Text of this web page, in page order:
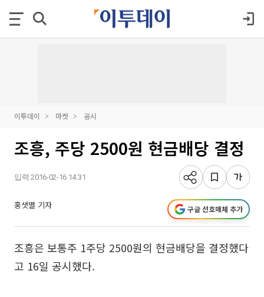
이투데이 마켓 공시
조흥, 주당 2500원 현금배당 결정
입력 2016-02-16 14:31
홍샛별 기자 구글 선호매체 추가
조흥은 보통주 1주당 2500원의 현금배당을 결정했다
고 16일 공시했다.